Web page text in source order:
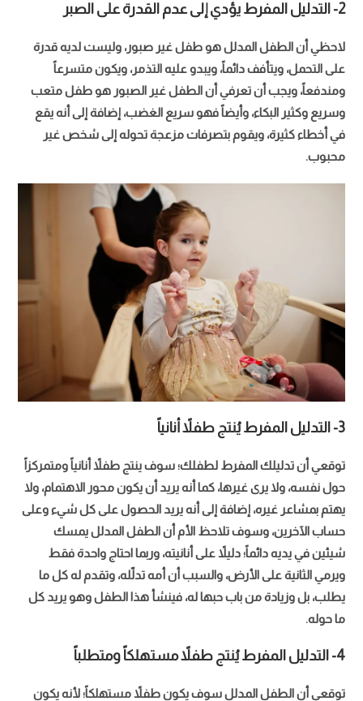
2- التدليل المفرط يؤدي إلى عدم القدرة على الصبر
لاحظي أن الطفل المدلل هو طفل غير صبور، وليست لديه قدرة
على التحمل، ويتأفف دائماً، ويبدو عليه التذمر، ويكون متسرعاً
ومندفعاً، ويجب أن تعرفي أن الطفل غير الصبور هو طفل متعب
وسريع وكثير البكاء، وأيضاً فهو سريع الغضب، إضافة إلى أنه يقع
في أخطاء كثيرة، ويقوم بتصرفات مزعجة تحوله إلى شخص غير
محبوب.
3- التدليل المفرط يُنتج طفلاً أنانياً
توقعي أن تدليلك المفرط لطفلك؛ سوف ينتج طفلاً أنانياً ومتمركزاً
حول نفسه، ولا يرى غيرها، كما أنه يريد أن يكون محور الاهتمام، ولا
يهتم بمشاعر غيره، إضافة إلى أنه يريد الحصول على كل شيء وعلى
حساب الآخرين، وسوف تلاحظ الأم أن الطفل المدلل يمسك
شيئين في يديه دائماً؛ دليلاً على أنانيته، وربما احتاج واحدة فقط
ويرمي الثانية على الأرض، والسبب أن أمه تدلّله، وتقدم له كل ما
يطلب، بل وزيادة من باب حبها له، فينشأ هذا الطفل وهو يريد كل
ما حوله.
4- التدليل المفرط يُنتج طفلاً مستهلكاً ومتطلباً
توقعي أن الطفل المدلل سوف يكون طفلاً مستهلكاً؛ لأنه يكون